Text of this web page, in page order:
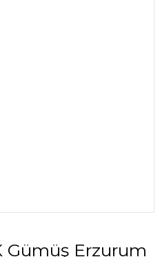
Gümüş Erzurum